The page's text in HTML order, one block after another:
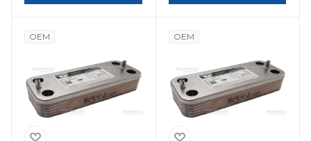
OEM OEM